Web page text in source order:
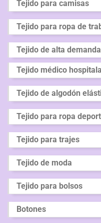
Tejido para camisas
Tejido para ropa de
Tejido de alta demanda
Tejido médico
Tejido de algodón
Tejido para ropa
Tejido para trajes
Tejido de moda
Tejido para bolsos
Botones